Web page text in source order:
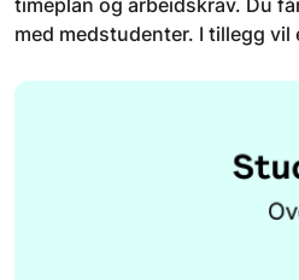
timeplan og arbeidskrav. Du
med medstudenter. I tillegg